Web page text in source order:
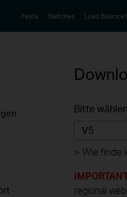
Festa Switches Load Balance
Bitte
V5
> Wie finde
regional